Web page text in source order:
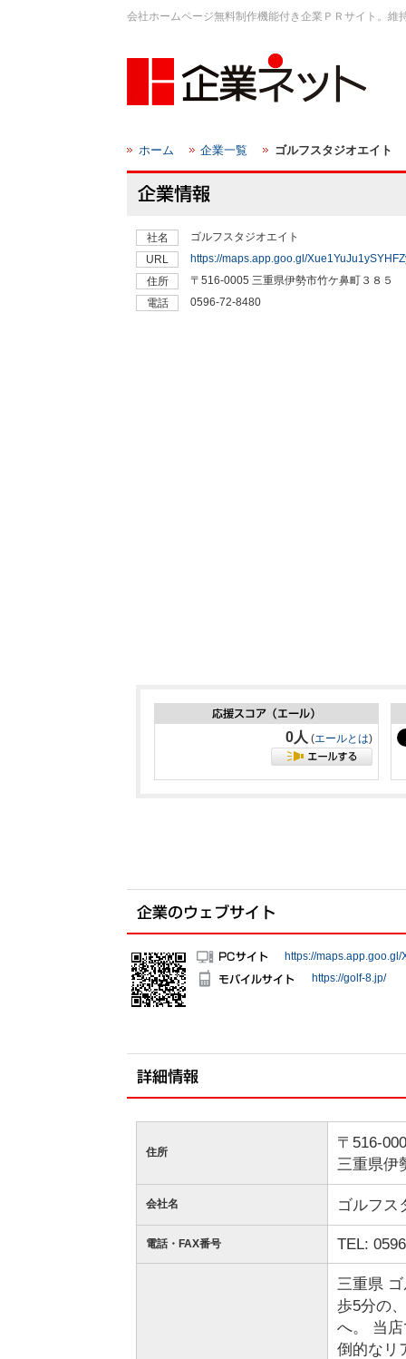
会社ホームページ無料制作機能付き企業ＰＲサイト。
ホーム 企業一覧 ゴルフスタジオエイト
社名
ゴルフスタジオエイト
URL
https://maps.app.goo.gl/
住所
〒516-0005 三重県伊勢市竹ケ鼻町３８５
電話
0596-72-8480
0人 (エールとは)
https://maps.app.goo.gl/
https://golf-8.jp/
住所
〒516-
三重県伊
会社名 ゴルフス
電話・FAX番号 TEL:
三重県
歩5分の
へ。 当
倒的なリ